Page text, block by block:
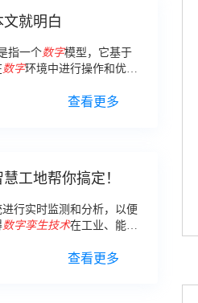
就明白
指一个数字模型，它基于
数字环境中进行操作和优
查看更多
工地帮你搞定！
行实时监测和分析，以便
数字孪生技术在工业、能
管理。 查看更多